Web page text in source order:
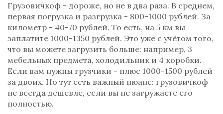
Грузовичкоф - дороже, но не в два раза. В среднем,
первая погрузка и разгрузка - 800-1000 рублей. За
километр - 40-70 рублей. То есть, на 5 км вы
заплатите 1000-1350 рублей. Это уже с учётом того,
что вы можете загрузить больше: например, 3
мебельных предмета, холодильник и 4 коробки.
Если вам нужны грузчики - плюс 1000-1500 рублей
за двоих. Но тут есть важный нюанс: грузовичкоф
не всегда дешевле, если вы не загружаете его
полностью.